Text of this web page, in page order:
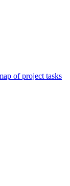
of project tasks